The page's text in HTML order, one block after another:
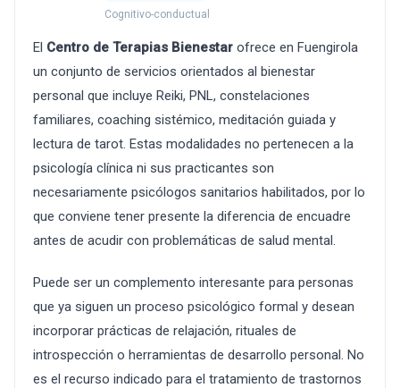
Cognitivo-conductual
El Centro de Terapias Bienestar ofrece en Fuengirola
un conjunto de servicios orientados al bienestar
personal que incluye Reiki, PNL, constelaciones
familiares, coaching sistémico, meditación guiada y
lectura de tarot. Estas modalidades no pertenecen a la
psicología clínica ni sus practicantes son
necesariamente psicólogos sanitarios habilitados, por lo
que conviene tener presente la diferencia de encuadre
antes de acudir con problemáticas de salud mental.
Puede ser un complemento interesante para personas
que ya siguen un proceso psicológico formal y desean
incorporar prácticas de relajación, rituales de
introspección o herramientas de desarrollo personal. No
es el recurso indicado para el tratamiento de trastornos